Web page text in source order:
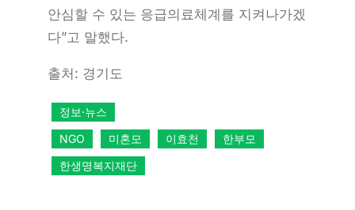
안심할 수 있는 응급의료체계를 지켜나가겠
다”고 말했다.
출처: 경기도
정보·뉴스
NGO
미혼모 이효천
한부모
한생명복지재단